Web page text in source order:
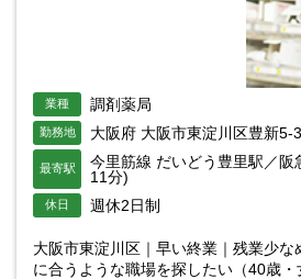
業種 調剤薬局
勤務地 大阪府 大阪市東淀川区豊新5-
最寄駅
今里筋線 だいどう豊里駅／
11分)
休日 週休2日制
大阪市東淀川区｜早い終業｜残業少な
に合うような職場を探したい（40歳